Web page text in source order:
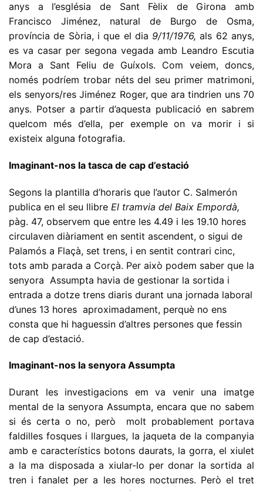
anys a l’església de Sant Fèlix de Girona amb
Francisco Jiménez, natural de Burgo de Osma,
província de Sòria, i que el dia 9/11/1976,als 62 anys,
es va casar per segona vegada amb Leandro Escutia
Mora a Sant Feliu de Guíxols. Com veiem, doncs,
només podríem trobar néts del seu primer matrimoni,
els senyors/res Jiménez Roger, que ara tindrien uns 70
anys. Potser a partir d’aquesta publicació en sabrem
quelcom més d’ella, per exemple on va morir i si
existeix alguna fotografia.
Imaginant-nos la tasca de cap d’estació
Segons la plantilla d’horaris que l’autor C. Salmerón
publica en el seu llibre El tramvia del Baix Empordà,
pàg. 47, observem que entre les 4.49 i les 19.10 hores
circulaven diàriament en sentit ascendent, o sigui de
Palamós a Flaçà, set trens, i en sentit contrari cinc,
tots amb parada a Corçà. Per això podem saber que la
senyora Assumpta havia de gestionar la sortida i
entrada a dotze trens diaris durant una jornada laboral
d’unes 13 hores aproximadament, perquè no ens
consta que hi haguessin d’altres persones que fessin
de cap d’estació.
Imaginant-nos la senyora Assumpta
Durant les investigacions em va venir una imatge
mental de la senyora Assumpta, encara que no sabem
si és certa o no, però molt probablement portava
faldilles fosques i llargues, la jaqueta de la companyia
amb e característics botons daurats, la gorra, el xiulet
a la ma disposada a xiular-lo per donar la sortida al
tren i fanalet per a les hores nocturnes. Però el tret